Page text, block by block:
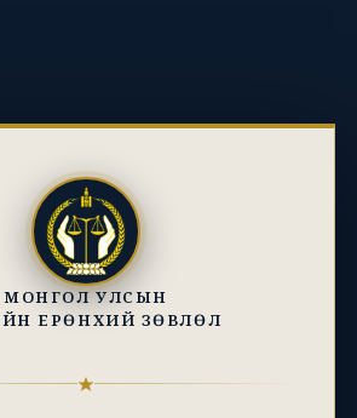
МОНГОЛ УЛСЫН
ЕРӨНХИЙ ЗӨВЛӨЛ